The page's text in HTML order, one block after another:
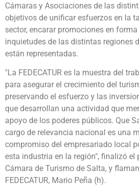
Cámaras y Asociaciones de las
objetivos de unificar esfuerzos en la
sector, encarar promociones en
inquietudes de las distintas regiones
están representadas.
"La FEDECATUR es la muestra del
para asegurar el crecimiento del
preservando el esfuerzo y las
que desarrollan una actividad que
apoyo de los poderes públicos. Que
cargo de relevancia nacional es una
compromiso del empresariado local
esta industria en la región", finalizó el
Cámara de Turismo de Salta, y
FEDECATUR, Mario Peña (h).